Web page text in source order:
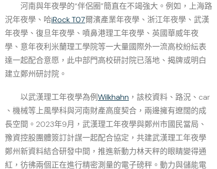
河南與年夜學的“伴侶圈”簡直在不竭強大。例如，上海路
況年夜學、哈iRock T07爾濱產業年夜學、浙江年夜學、武漢
年夜學、復旦年夜學、噴鼻港理工年夜學、英國華威年夜
學、意年夜利米蘭理工學院等一大量國際外一流高校紛紜表
達一起配合意愿，此中部門高校研討院已落地、揭牌或明白
建立鄭州研討院。
以武漢理工年夜學為例Wilkhahn ，該校資料、路況、car
、機械等上風學科與河南財產高度契合，兩邊擁有遼闊的成
長空間。2023年9月，武漢理工年夜學與鄭州市國民當局、
豫資控股團體簽訂計謀一起配合協定，共建武漢理工年夜學
鄭州新資料結合研發中間，推進新動力林天秤的眼睛變得通
紅，彷彿兩個正在進行精密測量的電子磅秤。動力與儲能電